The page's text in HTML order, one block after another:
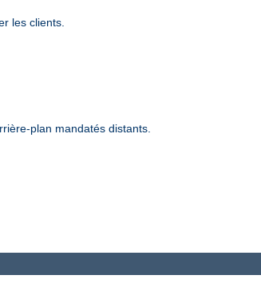
les clients.
plan mandatés distants.